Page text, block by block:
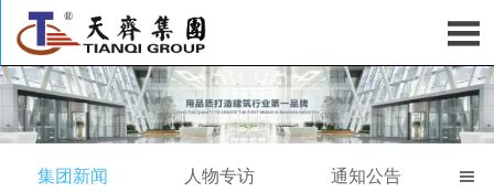

集团新闻 人物专访 通知公告 